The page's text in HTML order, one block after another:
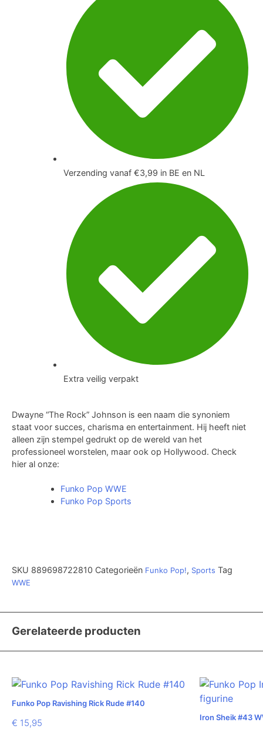
Verzending vanaf €3,99 in BE en NL
Extra veilig verpakt
Dwayne “The Rock” Johnson is een naam die synoniem
staat voor succes, charisma en entertainment. Hij heeft niet
alleen zijn stempel gedrukt op de wereld van het
professioneel worstelen, maar ook op Hollywood. Check
hier al onze:
Funko Pop WWE
Funko Pop Sports
SKU 889698722810 Categorieën Funko Pop!, Sports Tag
WWE
Gerelateerde producten
Funko Pop Ravishing Rick Rude #140
€ 15,95 Iron Sheik #43